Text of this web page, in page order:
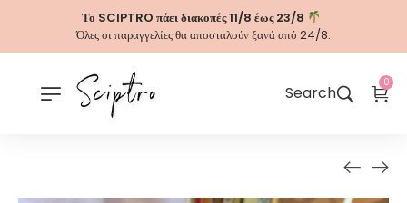
Το SCIPTRO πάει διακοπές 11/8 έως 23/8
Όλες οι παραγγελίες θα αποσταλούν ξανά από 24/8.
Search
0